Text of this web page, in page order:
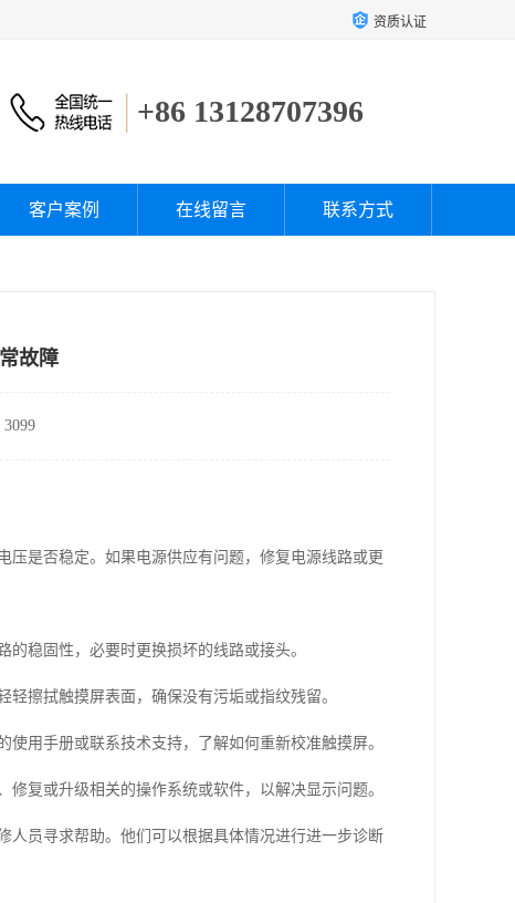
资质认证
+86 13128707396
客户案例 在线留言 联系方式
故障
是否稳定。如果电源供应有问题，修复电源线路或更
稳固性，必要时更换损坏的线路或接头。
擦拭触摸屏表面，确保没有污垢或指纹残留。
用手册或联系技术支持，了解如何重新校准触摸屏。
复或升级相关的操作系统或软件，以解决显示问题。
人员寻求帮助。他们可以根据具体情况进行进一步诊断